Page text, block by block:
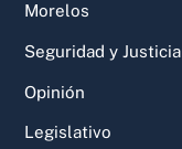
Morelos
Seguridad y Justicia
Opinión
Legislativo